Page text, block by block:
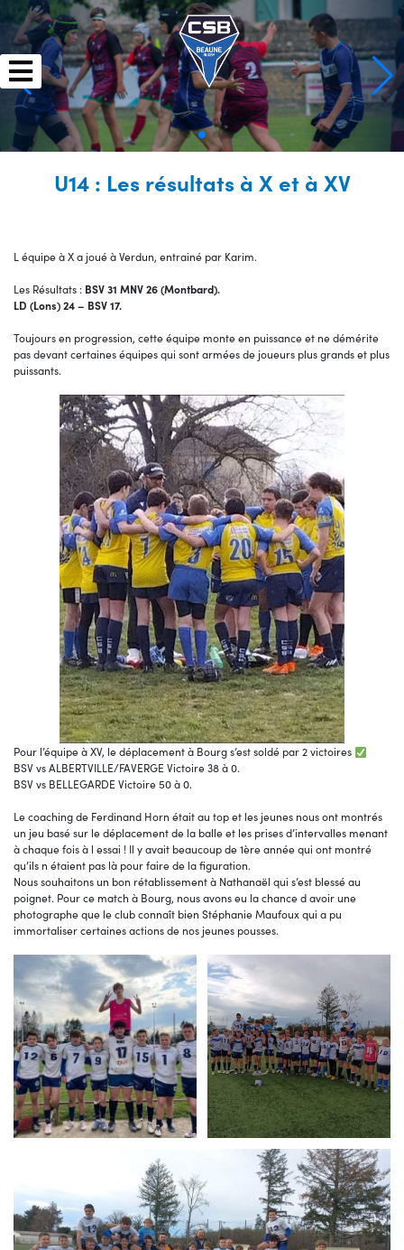
to
content
U14 : Les résultats à X et à XV
L équipe à X a joué à Verdun, entrainé par Karim.
Les Résultats : BSV 31 MNV 26 (Montbard).
LD (Lons) 24 – BSV 17.
Toujours en progression, cette équipe monte en puissance et ne démérite
pas devant certaines équipes qui sont armées de joueurs plus grands et plus
puissants.
Pour l’équipe à XV, le déplacement à Bourg s’est soldé par 2 victoires
BSV vs ALBERTVILLE/FAVERGE Victoire 38 à 0.
BSV vs BELLEGARDE Victoire 50 à 0.
Le coaching de Ferdinand Horn était au top et les jeunes nous ont montrés
un jeu basé sur le déplacement de la balle et les prises d’intervalles menant
à chaque fois à l essai ! Il y avait beaucoup de 1ère année qui ont montré
qu’ils n étaient pas là pour faire de la figuration.
Nous souhaitons un bon rétablissement à Nathanaël qui s’est blessé au
poignet. Pour ce match à Bourg, nous avons eu la chance d avoir une
photographe que le club connaît bien Stéphanie Maufoux qui a pu
immortaliser certaines actions de nos jeunes pousses.